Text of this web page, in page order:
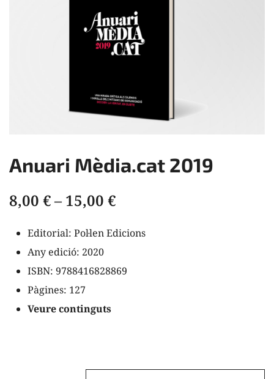
Anuari Mèdia.cat 2019
8,00 €– 15,00 €Interval
de
8,00 €
Editorial: Pol·len Edicions
Any edició: 2020
ISBN: 9788416828869
Pàgines: 127
Veure continguts